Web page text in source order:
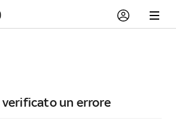
verificato un errore